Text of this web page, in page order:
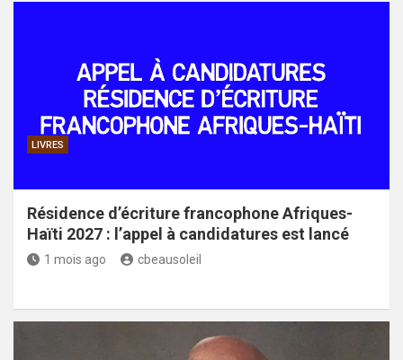
LIVRES
Résidence d’écriture francophone Afriques-
Haïti 2027 : l’appel à candidatures est lancé
1 mois ago cbeausoleil